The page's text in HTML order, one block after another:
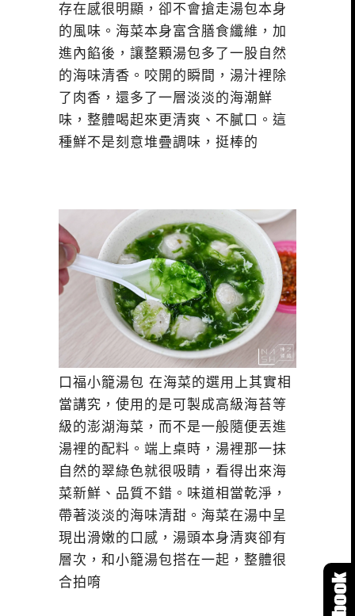
存在感很明顯，卻不會搶走湯包本身
的風味。海菜本身富含膳食纖維，加
進內餡後，讓整顆湯包多了一股自然
的海味清香。咬開的瞬間，湯汁裡除
了肉香，還多了一層淡淡的海潮鮮
味，整體喝起來更清爽、不膩口。這
種鮮不是刻意堆疊調味，挺棒的
口福小籠湯包 在海菜的選用上其實相
當講究，使用的是可製成高級海苔等
級的澎湖海菜，而不是一般隨便丟進
湯裡的配料。端上桌時，湯裡那一抹
自然的翠綠色就很吸睛，看得出來海
菜新鮮、品質不錯。味道相當乾淨，
帶著淡淡的海味清甜。海菜在湯中呈
現出滑嫩的口感，湯頭本身清爽卻有
層次，和小籠湯包搭在一起，整體很
合拍唷